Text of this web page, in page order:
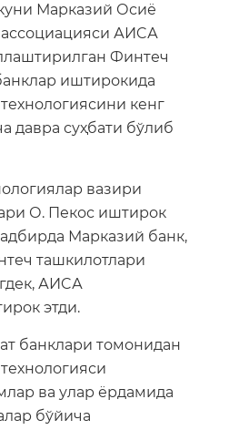
Марказий Осиё
АИCА
Финтеч
иштирокида
кенг
давра суҳбати бўлиб
вазири
О. Пекос иштирок
Марказий банк,
ташкилотлари
АИCА
этди.
банклари томонидан
ва улар ёрдамида
бўйича